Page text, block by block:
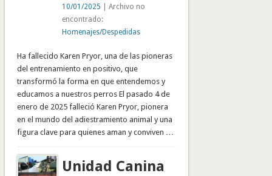
10/01/2025 | Archivo no
encontrado:
Homenajes/Despedidas
Ha fallecido Karen Pryor, una de las pioneras
del entrenamiento en positivo, que
transformó la forma en que entendemos y
educamos a nuestros perros El pasado 4 de
enero de 2025 falleció Karen Pryor, pionera
en el mundo del adiestramiento animal y una
figura clave para quienes aman y conviven …
Unidad Canina